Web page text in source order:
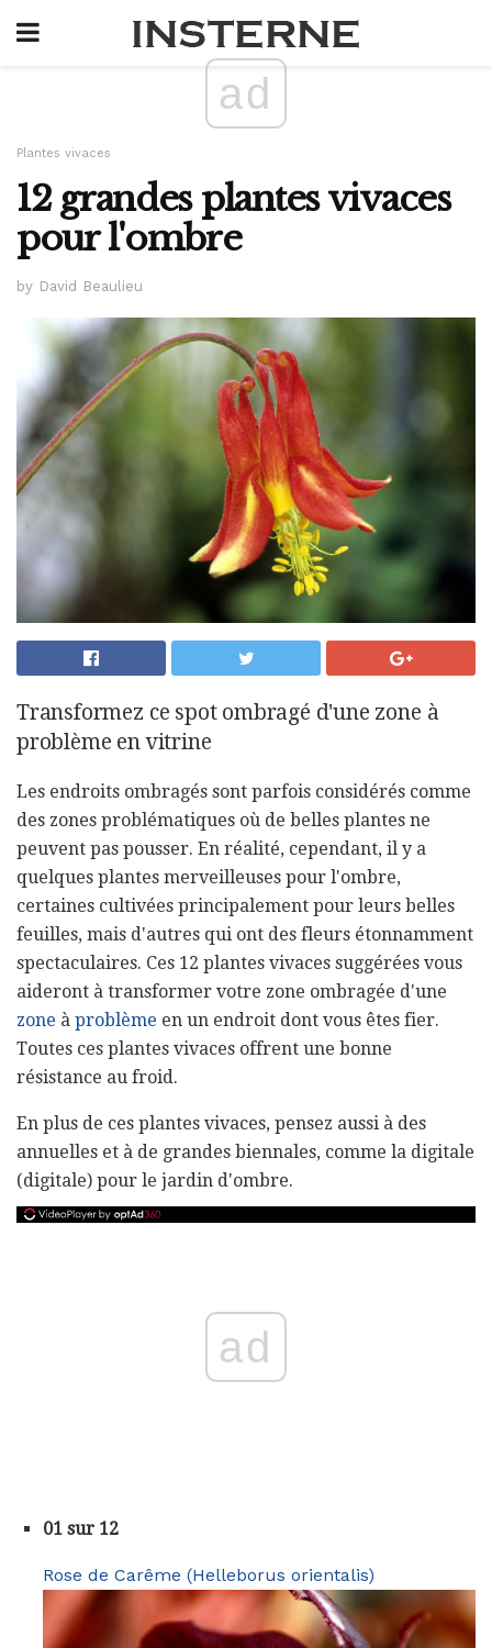
ad
Plantes vivaces
12 grandes plantes vivaces
pour l'ombre
by David Beaulieu
Transformez ce spot ombragé d'une zone à
problème en vitrine
Les endroits ombragés sont parfois considérés comme
des zones problématiques où de belles plantes ne
peuvent pas pousser. En réalité, cependant, il y a
quelques plantes merveilleuses pour l'ombre,
certaines cultivées principalement pour leurs belles
feuilles, mais d'autres qui ont des fleurs étonnamment
spectaculaires. Ces 12 plantes vivaces suggérées vous
aideront à transformer votre zone ombragée d'une
zone à problème en un endroit dont vous êtes fier.
Toutes ces plantes vivaces offrent une bonne
résistance au froid.
En plus de ces plantes vivaces, pensez aussi à des
annuelles et à de grandes biennales, comme la digitale
(digitale) pour le jardin d'ombre.
ad
01 sur 12
Rose de Carême (Helleborus orientalis)